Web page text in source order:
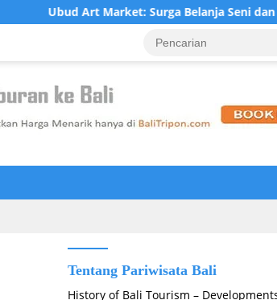
Ubud Art Market: Surga Belanja Seni dan Oleh-
Tentang Pariwisata Bali
History of Bali Tourism –